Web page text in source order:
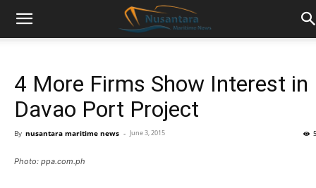
4 More Firms Show Interest in
Davao Port Project
By nusantara maritime news - June 3, 2015
Photo: ppa.com.ph